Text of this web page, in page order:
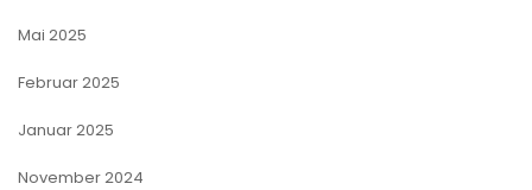
Mai 2025
Februar 2025
Januar 2025
November 2024